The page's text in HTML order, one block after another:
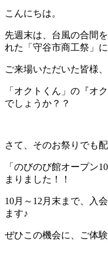
こんにちは。
先週末は、台風の合間
れた「守谷市商工祭」
ご来場いただいた皆様
「オクトくん」の『オ
でしょうか？？
さて、そのお祭りでも
「のびのび館オープン
まりました！！
10月～12月末まで、入
ます♪
ぜひこの機会に、ご体